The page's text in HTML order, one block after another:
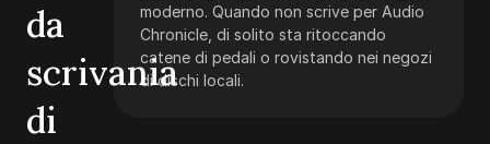
moderno. Quando non scrive per Audio
Chronicle, di solito sta ritoccando
catene di pedali o rovistando nei negozi
di dischi locali.
da
scrivania
di